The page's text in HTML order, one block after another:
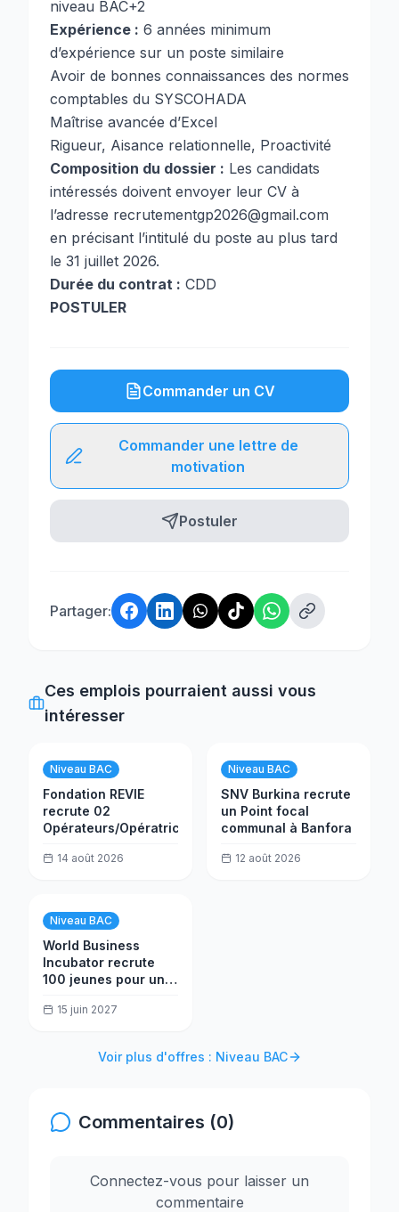
niveau BAC+2
Expérience : 6 années minimum
d’expérience sur un poste similaire
Avoir de bonnes connaissances des normes
comptables du SYSCOHADA
Maîtrise avancée d’Excel
Rigueur, Aisance relationnelle, Proactivité
Composition du dossier : Les candidats
intéressés doivent envoyer leur CV à
l’adresse recrutementgp2026@gmail.com
en précisant l’intitulé du poste au plus tard
le 31 juillet 2026.
Durée du contrat : CDD
POSTULER
Commander un CV
Commander une lettre de
motivation
Postuler
Partager:
Ces emplois pourraient aussi vous
intéresser
Niveau BAC
Fondation REVIE
recrute 02
Opérateurs/Opératrices
14 août 2026
Niveau BAC
SNV Burkina recrute
un Point focal
communal à Banfora
12 août 2026
Niveau BAC
World Business
Incubator recrute
100 jeunes pour une
insertion
15 juin 2027
Voir plus d'offres : Niveau BAC
Commentaires (0)
Connectez-vous pour laisser un
commentaire